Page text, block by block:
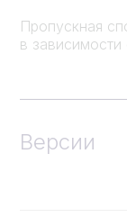
Пропускная
в зависимости
Версии